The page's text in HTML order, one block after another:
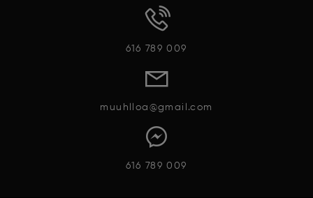
616 789 009
muuhlloa@gmail.com
616 789 009